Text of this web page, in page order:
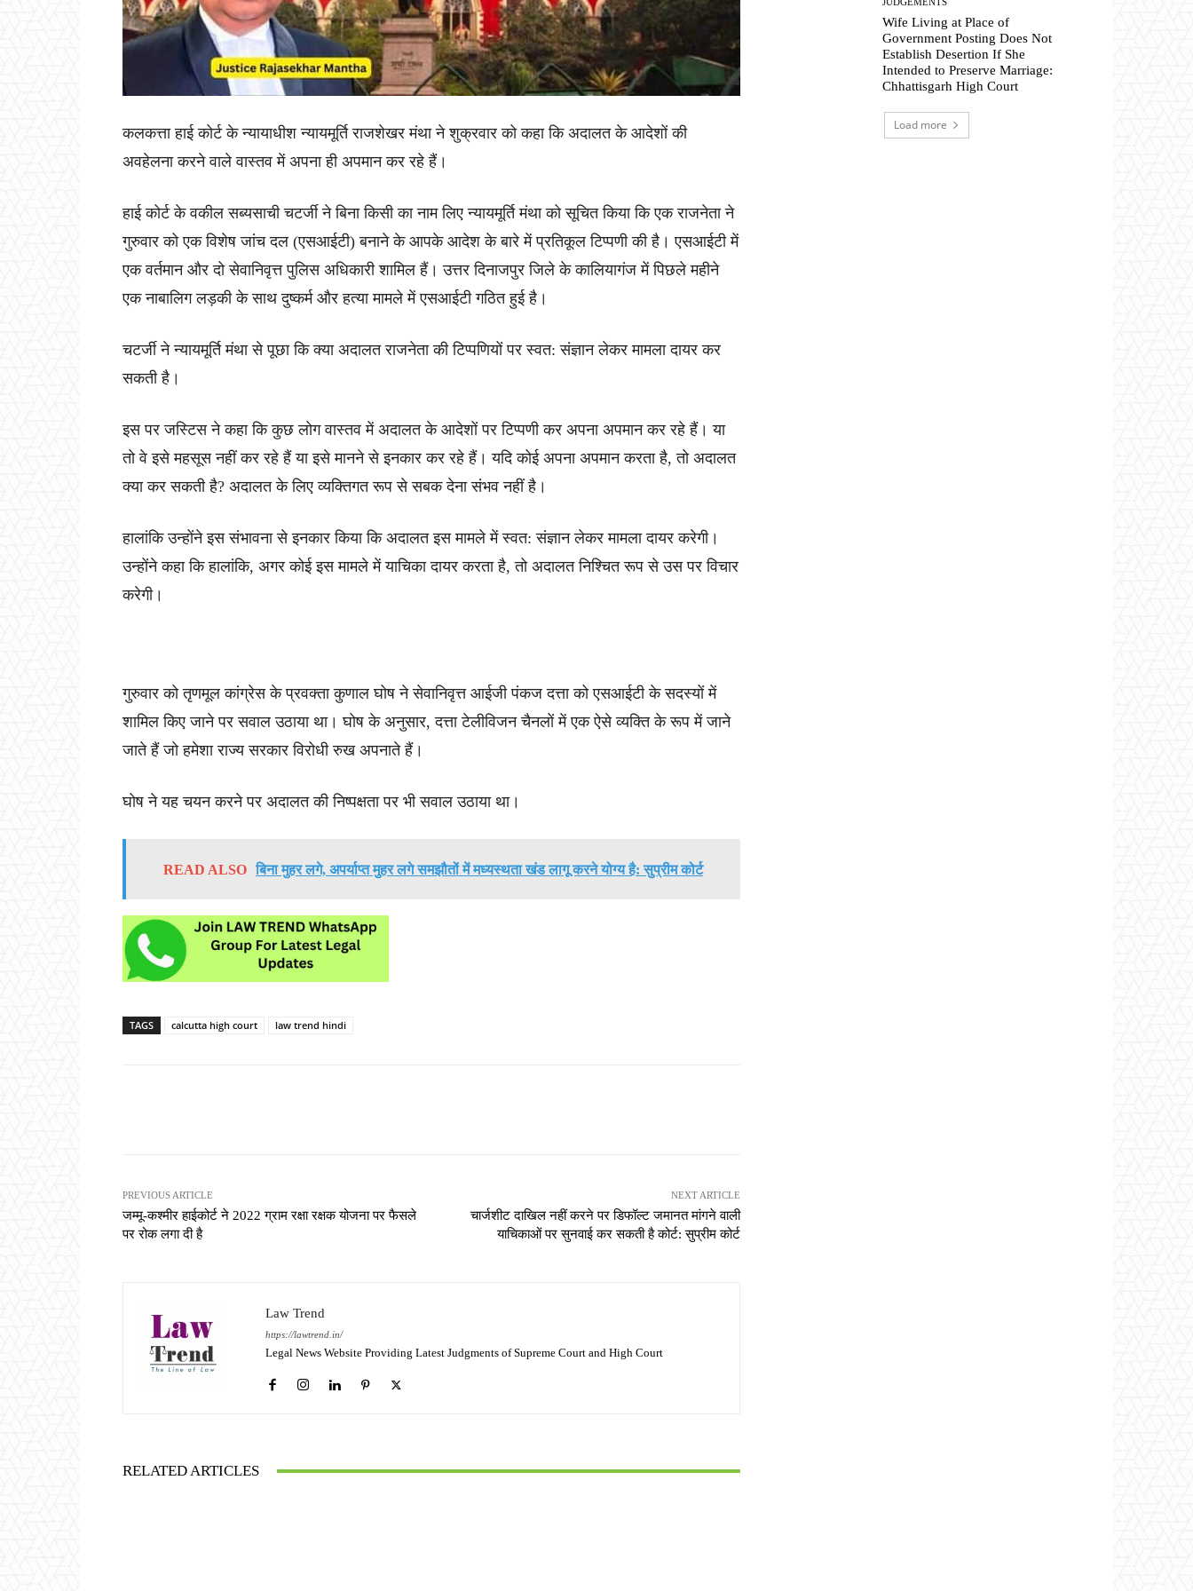
कलकत्ता हाई कोर्ट के न्यायाधीश न्यायमूर्ति राजशेखर मंथा ने शुक्रवार को कहा कि अदालत के आदेशों की
अवहेलना करने वाले वास्तव में अपना ही अपमान कर रहे हैं।
हाई कोर्ट के वकील सब्यसाची चटर्जी ने बिना किसी का नाम लिए न्यायमूर्ति मंथा को सूचित किया कि एक राजनेता ने
गुरुवार को एक विशेष जांच दल (एसआईटी) बनाने के आपके आदेश के बारे में प्रतिकूल टिप्पणी की है। एसआईटी में
एक वर्तमान और दो सेवानिवृत्त पुलिस अधिकारी शामिल हैं। उत्तर दिनाजपुर जिले के कालियागंज में पिछले महीने
एक नाबालिग लड़की के साथ दुष्कर्म और हत्या मामले में एसआईटी गठित हुई है।
चटर्जी ने न्यायमूर्ति मंथा से पूछा कि क्या अदालत राजनेता की टिप्पणियों पर स्वत: संज्ञान लेकर मामला दायर कर
सकती है।
इस पर जस्टिस ने कहा कि कुछ लोग वास्तव में अदालत के आदेशों पर टिप्पणी कर अपना अपमान कर रहे हैं। या
तो वे इसे महसूस नहीं कर रहे हैं या इसे मानने से इनकार कर रहे हैं। यदि कोई अपना अपमान करता है, तो अदालत
क्या कर सकती है? अदालत के लिए व्यक्तिगत रूप से सबक देना संभव नहीं है।
हालांकि उन्होंने इस संभावना से इनकार किया कि अदालत इस मामले में स्वत: संज्ञान लेकर मामला दायर करेगी।
उन्होंने कहा कि हालांकि, अगर कोई इस मामले में याचिका दायर करता है, तो अदालत निश्चित रूप से उस पर विचार
करेगी।
गुरुवार को तृणमूल कांग्रेस के प्रवक्ता कुणाल घोष ने सेवानिवृत्त आईजी पंकज दत्ता को एसआईटी के सदस्यों में
शामिल किए जाने पर सवाल उठाया था। घोष के अनुसार, दत्ता टेलीविजन चैनलों में एक ऐसे व्यक्ति के रूप में जाने
जाते हैं जो हमेशा राज्य सरकार विरोधी रुख अपनाते हैं।
घोष ने यह चयन करने पर अदालत की निष्पक्षता पर भी सवाल उठाया था।
READ ALSO बिना मुहर लगे, अपर्याप्त मुहर लगे समझौतों में मध्यस्थता खंड लागू करने योग्य है: सुप्रीम कोर्ट
TAGS calcutta high court law trend hindi
PREVIOUS ARTICLE
जम्मू-कश्मीर हाईकोर्ट ने 2022 ग्राम रक्षा रक्षक योजना पर फैसले
पर रोक लगा दी है
NEXT ARTICLE
चार्जशीट दाखिल नहीं करने पर डिफॉल्ट जमानत मांगने वाली
याचिकाओं पर सुनवाई कर सकती है कोर्ट: सुप्रीम कोर्ट
Law Trend
https://lawtrend.in/
Legal News Website Providing Latest Judgments of Supreme Court and High Court
RELATED ARTICLES
Wife Living at Place of
Government Posting Does Not
Establish Desertion If She
Intended to Preserve Marriage:
Chhattisgarh High Court
Load more